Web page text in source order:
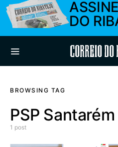
DO
Correio
BROWSING TAG
PSP Santarém
1 post